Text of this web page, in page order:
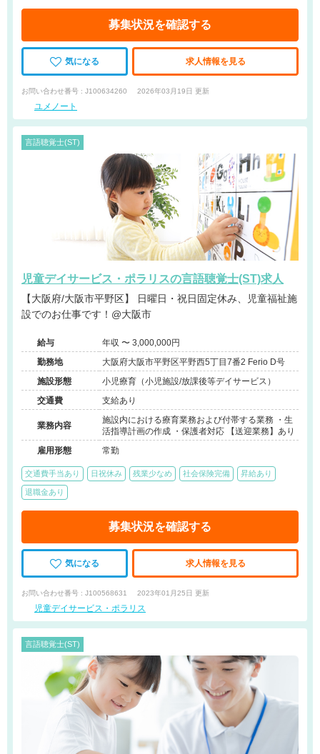
募集状況を確認する
気になる 求人情報を見る
お問い合わせ番号 : J100634260 2026年03月19日 更新
ユメノート
言語聴覚士(ST)
児童デイサービス・ポラリスの言語聴覚士(ST)求人
【大阪府/大阪市平野区】 日曜日・祝日固定休み、児童福祉施
設でのお仕事です！@大阪市
給与
年収 〜 3,000,000円
勤務地
大阪府大阪市平野区平野西5丁目7番2 Ferio D号
施設形態
小児療育（小児施設/放課後等デイサービス）
交通費
支給あり
業務内容
施設内における療育業務および付帯する業務 ・生
活指導計画の作成 ・保護者対応 【送迎業務】あり
雇用形態
常勤
交通費手当あり 日祝休み 残業少なめ 社会保険完備 昇給あり
退職金あり
募集状況を確認する
気になる 求人情報を見る
お問い合わせ番号 : J100568631 2023年01月25日 更新
児童デイサービス・ポラリス
言語聴覚士(ST)